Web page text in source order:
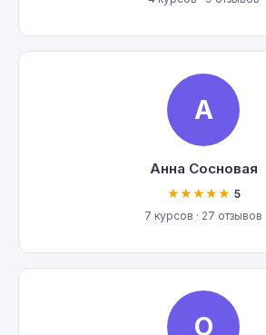
А
Анна Сосновая
★★★★★ 5
7 курсов · 27 отзывов
О